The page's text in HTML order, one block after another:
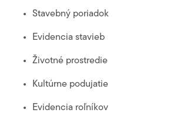
Stavebný poriadok
Evidencia stavieb
Životné prostredie
Kultúrne podujatie
Evidencia roľníkov